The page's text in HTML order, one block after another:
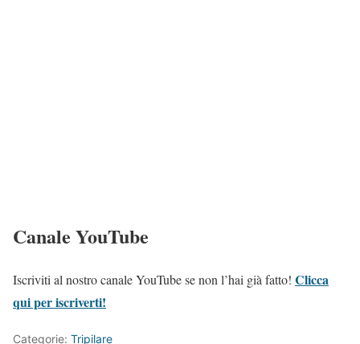
Canale YouTube
Iscriviti al nostro canale YouTube se non l’hai già fatto! Clicca
qui per iscriverti!
Categorie: Tripilare